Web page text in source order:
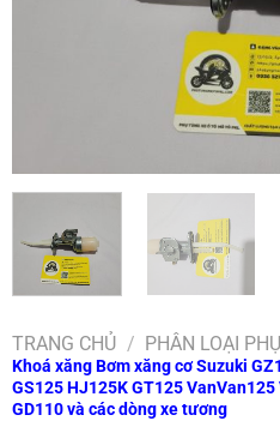
TRANG CHỦ / PHÂN LOẠI
Khoá xăng Bơm xăng cơ Suzuki
GS125 HJ125K GT125
GD110 và các dòng xe tương